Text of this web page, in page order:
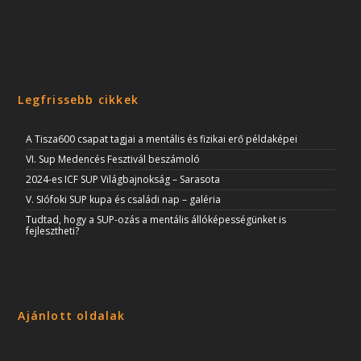
Legfrissebb cikkek
A Tisza600 csapat tagjai a mentális és fizikai erő példaképei
VI. Sup Medencés Fesztivál beszámoló
2024-es ICF SUP Világbajnokság – Sarasota
V. SIófoki SUP kupa és családi nap – galéria
Tudtad, hogy a SUP-ozás a mentális állóképességünket is
fejlesztheti?
Ajánlott oldalak